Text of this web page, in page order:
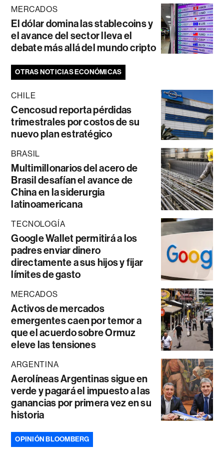
MERCADOS
El dólar domina las stablecoins y
el avance del sector lleva el
debate más allá del mundo cripto
OTRAS NOTICIAS ECONÓMICAS
CHILE
Cencosud reporta pérdidas
trimestrales por costos de su
nuevo plan estratégico
BRASIL
Multimillonarios del acero de
Brasil desafían el avance de
China en la siderurgia
latinoamericana
TECNOLOGÍA
Google Wallet permitirá a los
padres enviar dinero
directamente a sus hijos y fijar
límites de gasto
MERCADOS
Activos de mercados
emergentes caen por temor a
que el acuerdo sobre Ormuz
eleve las tensiones
ARGENTINA
Aerolíneas Argentinas sigue en
verde y pagará el impuesto a las
ganancias por primera vez en su
historia
OPINIÓN BLOOMBERG